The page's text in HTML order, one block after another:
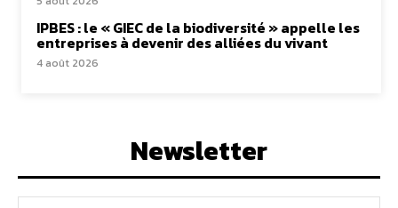
IPBES : le « GIEC de la biodiversité » appelle les
entreprises à devenir des alliées du vivant
4 août 2026
Newsletter